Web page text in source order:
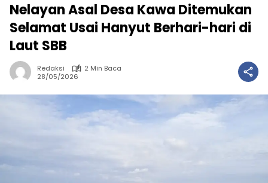
Nelayan Asal Desa Kawa Ditemukan
Selamat Usai Hanyut Berhari-hari di
Laut SBB
Redaksi
2 Min Baca
28/05/2026